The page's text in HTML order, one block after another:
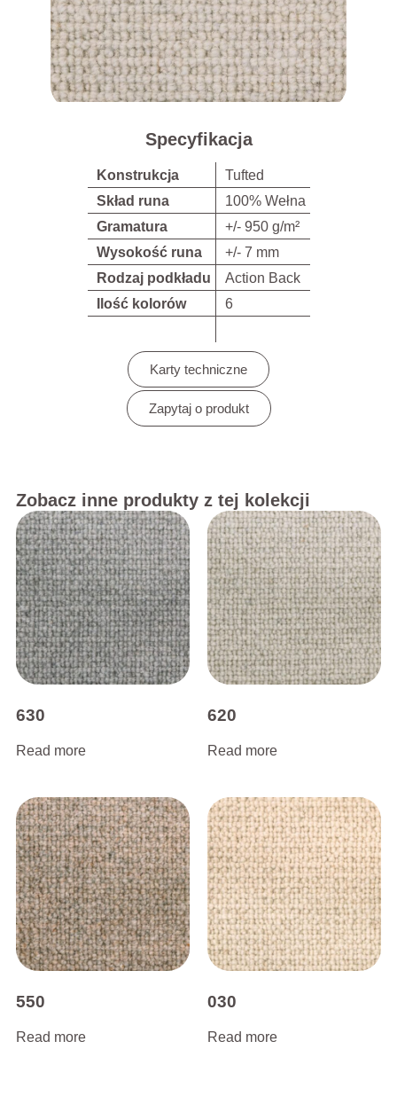
Specyfikacja
Konstrukcja
Tufted
Skład runa
100% Wełna
Gramatura
+/- 950 g/m²
Wysokość runa
+/- 7 mm
Rodzaj podkładu
Action Back
Ilość kolorów
6
Karty techniczne
Zapytaj o produkt
Zobacz inne produkty z tej kolekcji
630
Read more
620
Read more
550
Read more
030
Read more